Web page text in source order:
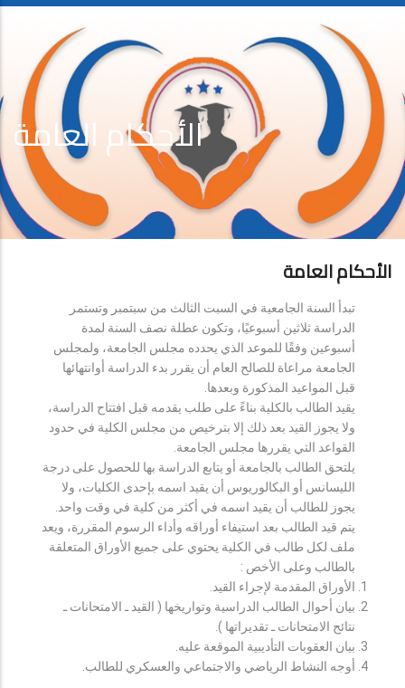
الأحكام العامة
الأحكام العامة
تبدأ السنة الجامعية في السبت الثالث من سبتمبر وتستمر
الدراسة ثلاثين أسبوعيًا، وتكون عطلة نصف السنة لمدة
أسبوعين وفقًا للموعد الذي يحدده مجلس الجامعة، ولمجلس
الجامعة مراعاة للصالح العام أن يقرر بدء الدراسة أوانتهائها
قبل المواعيد المذكورة وبعدها.
يقيد الطالب بالكلية بناءً على طلب يقدمه قبل افتتاح الدراسة،
ولا يجوز القيد بعد ذلك إلا بترخيص من مجلس الكلية في حدود
القواعد التي يقررها مجلس الجامعة.
يلتحق الطالب بالجامعة أو يتابع الدراسة بها للحصول على درجة
الليسانس أو البكالوريوس أن يقيد اسمه بإحدى الكليات، ولا
يجوز للطالب أن يقيد اسمه في أكثر من كلية في وقت واحد.
يتم قيد الطالب بعد استيفاء أوراقه وأداء الرسوم المقررة، ويعد
ملف لكل طالب في الكلية يحتوي على جميع الأوراق المتعلقة
بالطالب وعلى الأخص :
الأوراق المقدمة لإجراء القيد.
بيان أحوال الطالب الدراسية وتواريخها ( القيد ـ الامتحانات ـ
نتائح الامتحانات ـ تقديراتها ).
بيان العقوبات التأديبية الموقعة عليه.
أوجه النشاط الرياضي والاجتماعي والعسكري للطالب.